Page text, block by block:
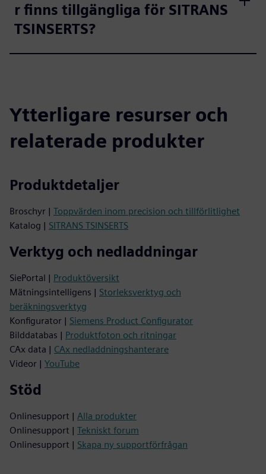
r finns tillgängliga för SITRANS
TSINSERTS?
Ytterligare resurser och
relaterade produkter
Produktdetaljer
Broschyr | Toppvärden inom precision och tillförlitlighet
Katalog | SITRANS TSINSERTS
Verktyg och nedladdningar
SiePortal | Produktöversikt
Mätningsintelligens | Storleksverktyg och
beräkningsverktyg
Konfigurator | Siemens Product Configurator
Bilddatabas | Produktfoton och ritningar
CAx data | CAx nedladdningshanterare
Videor | YouTube
Stöd
Onlinesupport | Alla produkter
Onlinesupport | Tekniskt forum
Onlinesupport | Skapa ny supportförfrågan